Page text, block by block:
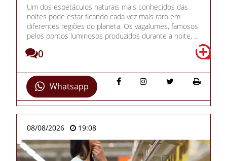
Um dos espetáculos naturais mais conhecidos das
noites pode estar ficando cada vez mais raro em
diferentes regiões do planeta. Os vagalumes, famosos
pelos pontos luminosos produzidos durante a noite, ...
0
Whatsapp
08/08/2026 19:08